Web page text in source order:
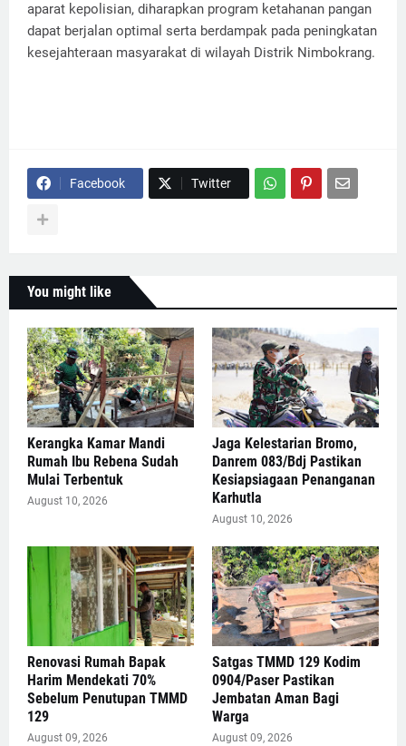
aparat kepolisian, diharapkan program ketahanan pangan
dapat berjalan optimal serta berdampak pada peningkatan
kesejahteraan masyarakat di wilayah Distrik Nimbokrang.
Facebook Twitter
You might like
Kerangka Kamar Mandi
Rumah Ibu Rebena Sudah
Mulai Terbentuk
August 10, 2026
Jaga Kelestarian Bromo,
Danrem 083/Bdj Pastikan
Kesiapsiagaan Penanganan
Karhutla
August 10, 2026
Renovasi Rumah Bapak
Harim Mendekati 70%
Sebelum Penutupan TMMD
129
August 09, 2026
Satgas TMMD 129 Kodim
0904/Paser Pastikan
Jembatan Aman Bagi
Warga
August 09, 2026